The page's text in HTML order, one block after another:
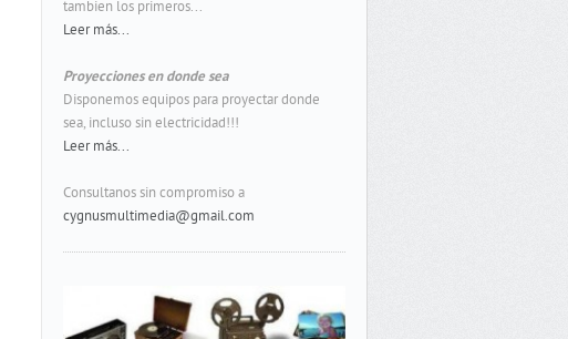
tambien los primeros...
Leer más...
Proyecciones en donde sea
Disponemos equipos para proyectar donde
sea, incluso sin electricidad!!!
Leer más...
Consultanos sin compromiso a
cygnusmultimedia@gmail.com